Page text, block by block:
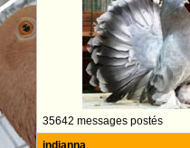
35642 messages postés
indianna